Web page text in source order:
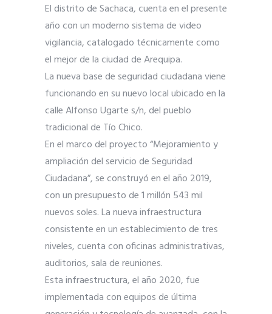
El distrito de Sachaca, cuenta en el presente
año con un moderno sistema de video
vigilancia, catalogado técnicamente como
el mejor de la ciudad de Arequipa.
La nueva base de seguridad ciudadana viene
funcionando en su nuevo local ubicado en la
calle Alfonso Ugarte s/n, del pueblo
tradicional de Tío Chico.
En el marco del proyecto “Mejoramiento y
ampliación del servicio de Seguridad
Ciudadana”, se construyó en el año 2019,
con un presupuesto de 1 millón 543 mil
nuevos soles. La nueva infraestructura
consistente en un establecimiento de tres
niveles, cuenta con oficinas administrativas,
auditorios, sala de reuniones.
Esta infraestructura, el año 2020, fue
implementada con equipos de última